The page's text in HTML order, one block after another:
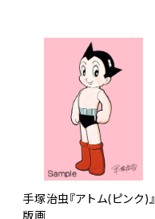
手塚治虫『アトム(ピンク)』
版画